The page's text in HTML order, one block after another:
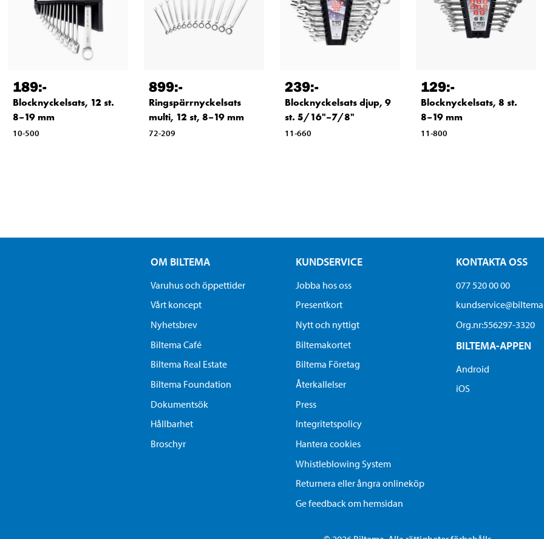
189:-
Blocknyckelsats, 12 st.
8–19 mm
10-500
899:-
Ringspärrnyckelsats
multi, 12 st, 8–19 mm
72-209
239:-
Blocknyckelsats djup, 9
st. 5/16"–7/8"
11-660
129:-
Blocknyckelsats, 8 st.
8–19 mm
11-800
OM BILTEMA
Varuhus och öppettider
Vårt koncept
Nyhetsbrev
Biltema Café
Biltema Real Estate
Biltema Foundation
Dokumentsök
Hållbarhet
Broschyr
KUNDSERVICE
Jobba hos oss
Presentkort
Nytt och nyttigt
Biltemakortet
Biltema Företag
Återkallelser
Press
Integritetspolicy
Hantera cookies
Whistleblowing System
Returnera eller ångra onlineköp
Ge feedback om hemsidan
KONTAKTA OSS
077 520 00 00
Org.nr:556297-3320
BILTEMA-APPEN
Android
iOS